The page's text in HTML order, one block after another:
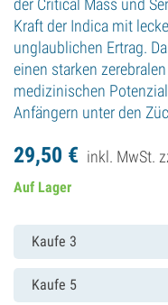
der Critical Mass und
Kraft der Indica mit
unglaublichen Ertrag.
einen starken
medizinischen
Anfängern unter den
29,50 € inkl. MwSt.
Auf Lager
Kaufe 3
Kaufe 5